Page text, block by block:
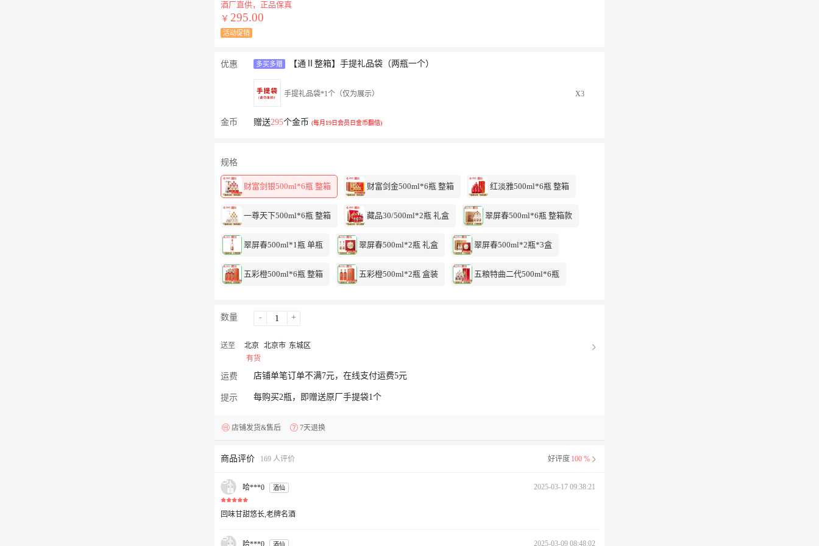
酒厂直供，正品保真
￥ 295.00
活动促销
优惠 多买多赠 【通Ⅱ整箱】手提礼品袋（两瓶一个）
X3
手提礼品袋*1个（仅为展示）
金币 赠送295个金币 (每月19日会员日金币翻倍)
规格
财富剑银500ml*6瓶 整箱 财富剑金500ml*6瓶 整箱 红淡雅500ml*6瓶 整箱
一尊天下500ml*6瓶 整箱 藏品30/500ml*2瓶 礼盒 翠屏春500ml*6瓶 整箱款
翠屏春500ml*1瓶 单瓶 翠屏春500ml*2瓶 礼盒 翠屏春500ml*2瓶*3盒
五彩橙500ml*6瓶 整箱 五彩橙500ml*2瓶 盒装 五粮特曲二代500ml*6瓶
数量 - +
送至 北京 北京市 东城区
有货
运费 店铺单笔订单不满7元，在线支付运费5元
提示 每购买2瓶，即赠送原厂手提袋1个
店铺发货&售后 7天退换
好评度 100 %
商品评价 169 人评价
2025-03-17 09:38:21
哈***0 酒仙
回味甘甜悠长,老牌名酒
2025-03-09 08:48:02
哈***0 酒仙